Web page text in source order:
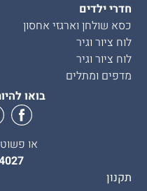
חדרי ילדים
כסא שולחן וארגזי אחסון
לוח ציור וגיר
לוח ציור וגיר
מדפים ומתלים
בואו
או
תקנון